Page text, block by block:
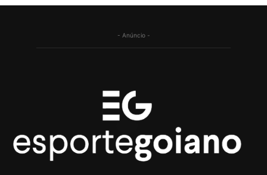
- Anúncio -